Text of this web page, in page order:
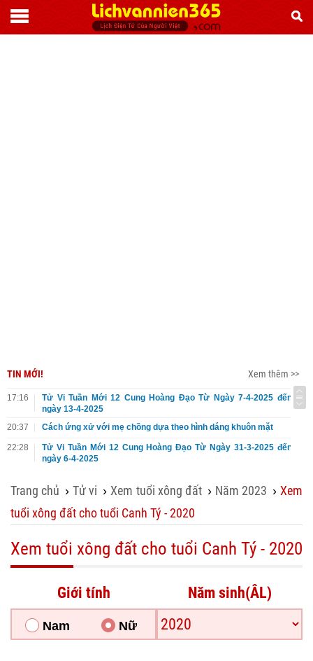
TIN MỚI! Xem thêm >>
17:16
Tử Vi Tuần Mới 12 Cung Hoàng Đạo Từ Ngày 7-4-2025 đến
ngày 13-4-2025
20:37
Cách ứng xử với mẹ chồng dựa theo hình dáng khuôn mặt
22:28
Tử Vi Tuần Mới 12 Cung Hoàng Đạo Từ Ngày 31-3-2025 đến
ngày 6-4-2025
Trang chủ ›Tử vi ›Xem tuổi xông đất › Năm 2023 ›Xem
tuổi xông đất cho tuổi Canh Tý - 2020
Xem tuổi xông đất cho tuổi Canh Tý - 2020
Giới tính
Nam Nữ
Năm sinh(ÂL)